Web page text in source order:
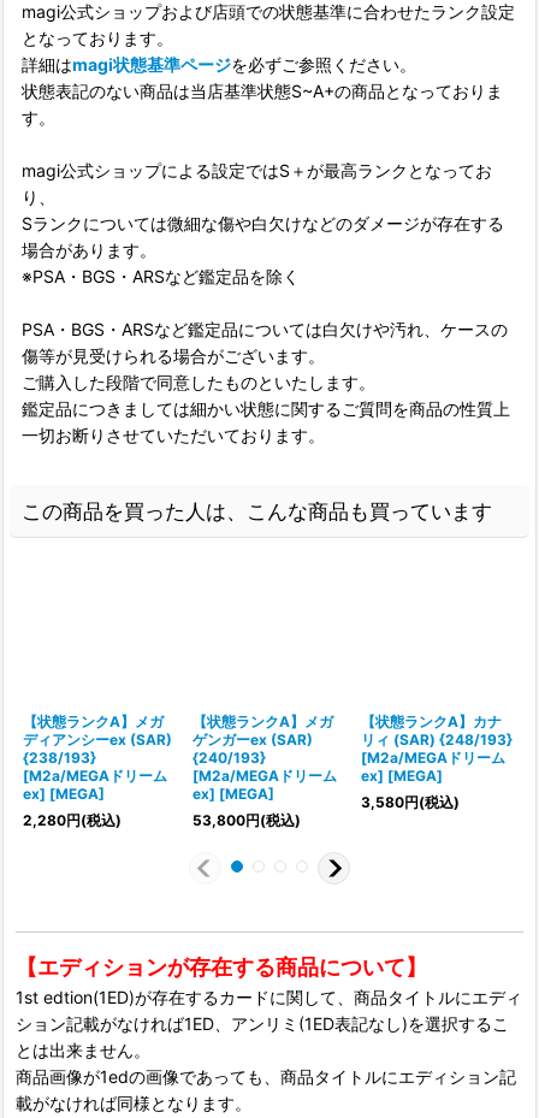
magi公式ショップおよび店頭での状態基準に合わせたランク設定
となっております。
詳細はmagi状態基準ページを必ずご参照ください。
状態表記のない商品は当店基準状態S~A+の商品となっておりま
す。
magi公式ショップによる設定ではS＋が最高ランクとなってお
り、
Sランクについては微細な傷や白欠けなどのダメージが存在する
場合があります。
※PSA・BGS・ARSなど鑑定品を除く
PSA・BGS・ARSなど鑑定品については白欠けや汚れ、ケースの
傷等が見受けられる場合がございます。
ご購入した段階で同意したものといたします。
鑑定品につきましては細かい状態に関するご質問を商品の性質上
一切お断りさせていただいております。
この商品を買った人は、こんな商品も買っています
【状態ランクA】メガ
ディアンシーex (SAR)
{238/193}
[M2a/MEGAドリーム
ex] [MEGA]
2,280円(税込)
【状態ランクA】メガ
ゲンガーex (SAR)
{240/193}
[M2a/MEGAドリーム
ex] [MEGA]
53,800円(税込)
【状態ランクA】カナ
リィ (SAR) {248/193}
[M2a/MEGAドリーム
ex] [MEGA]
3,580円(税込)
【エディションが存在する商品について】
1st edtion(1ED)が存在するカードに関して、商品タイトルにエディ
ション記載がなければ1ED、アンリミ(1ED表記なし)を選択するこ
とは出来ません。
商品画像が1edの画像であっても、商品タイトルにエディション記
載がなければ同様となります。